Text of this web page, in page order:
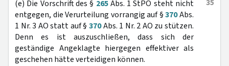
35
(e) Die Vorschrift des § 265Abs. 1 StPO steht nicht
entgegen, die Verurteilung vorrangig auf §370Abs.
1 Nr. 3 AO statt auf § 370Abs. 1 Nr. 2 AO zu stützen.
Denn es ist auszuschließen, dass sich der
geständige Angeklagte hiergegen effektiver als
geschehen hätte verteidigen können.